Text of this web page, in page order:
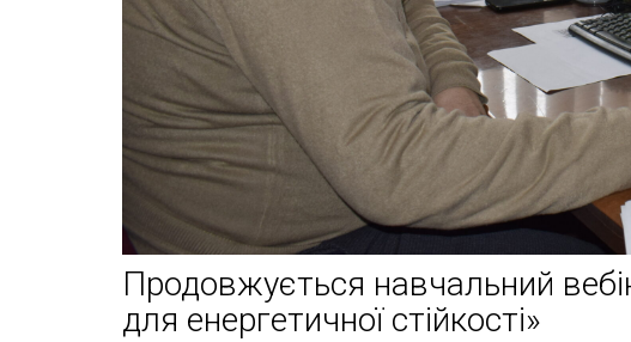
Продовжується навчальний
для енергетичної стійкості»